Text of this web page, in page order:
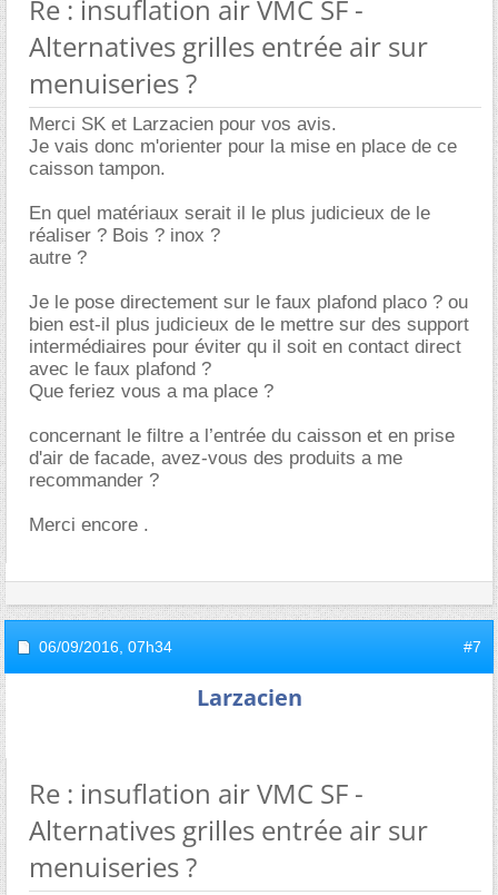
Re : insuflation air VMC SF -
Alternatives grilles entrée air sur
menuiseries ?
Merci SK et Larzacien pour vos avis.
Je vais donc m'orienter pour la mise en place de ce
caisson tampon.
En quel matériaux serait il le plus judicieux de le
réaliser ? Bois ? inox ?
autre ?
Je le pose directement sur le faux plafond placo ? ou
bien est-il plus judicieux de le mettre sur des support
intermédiaires pour éviter qu il soit en contact direct
avec le faux plafond ?
Que feriez vous a ma place ?
concernant le filtre a l’entrée du caisson et en prise
d'air de facade, avez-vous des produits a me
recommander ?
Merci encore .
06/09/2016, 07h34 #7
Larzacien
Re : insuflation air VMC SF -
Alternatives grilles entrée air sur
menuiseries ?